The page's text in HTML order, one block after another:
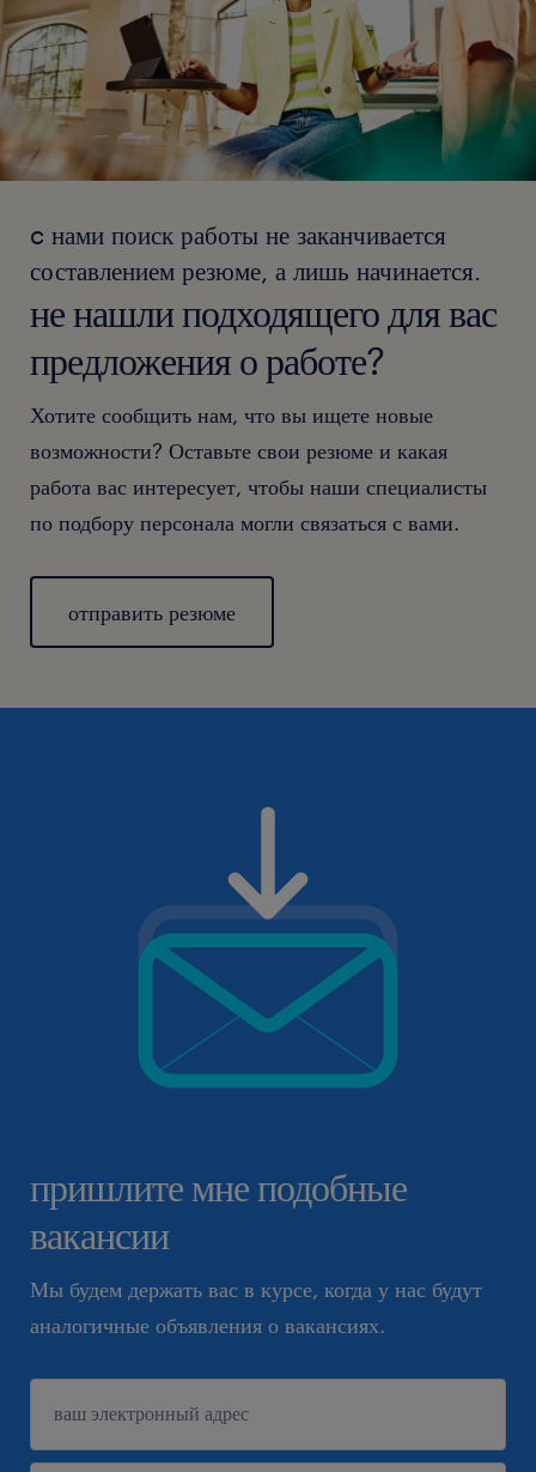
c нами поиск работы не заканчивается
составлением резюме, а лишь начинается.
не нашли подходящего для вас
предложения о работе?
Хотите сообщить нам, что вы ищете новые
возможности? Оставьте свои резюме и какая
работа вас интересует, чтобы наши специалисты
по подбору персонала могли связаться с вами.
отправить резюме
пришлите мне подобные
вакансии
Мы будем держать вас в курсе, когда у нас будут
аналогичные объявления о вакансиях.